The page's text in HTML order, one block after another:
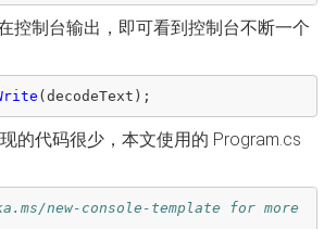
控制台输出，即可看到控制台不断一个
(decodeText );
的代码很少，本文使用的 Program.cs
new-console-template for more